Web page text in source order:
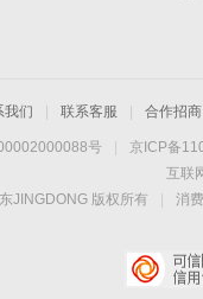
我们 联系客服 合作招商
号 京ICP备
互联
JINGDONG 版权所有 消